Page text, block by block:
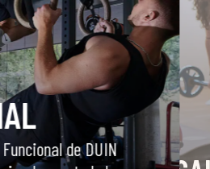
de DUIN